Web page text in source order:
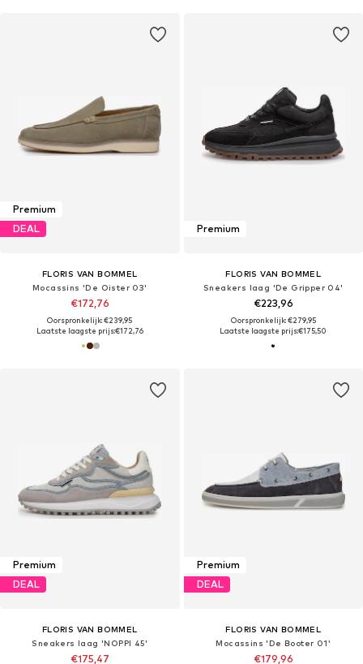
Premium
DEAL
FLORIS VAN BOMMEL
Mocassins 'De Oister 03'
€172,76
Oorspronkelijk: €239,95
Laatste laagste prijs:€172,76
Premium
FLORIS VAN BOMMEL
Sneakers laag 'De Gripper 04'
€223,96
Oorspronkelijk: €279,95
Laatste laagste prijs:€175,50
Premium
DEAL
FLORIS VAN BOMMEL
Sneakers laag 'NOPPI 45'
€175,47
Premium
DEAL
FLORIS VAN BOMMEL
Mocassins 'De Booter 01'
€179,96